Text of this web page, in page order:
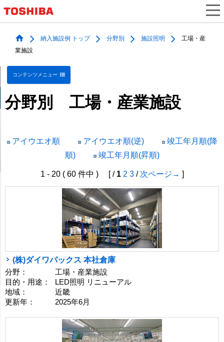
納入施設例 トップ 分野別 施設照明
工場・産
業施設
コンテンツメニュー
分野別 工場・産業施設
アイウエオ順 アイウエオ順(逆)
竣工年月順(降
順)
竣工年月順(昇順)
1 - 20 ( 60 件中 ) [ / 1 2 3/ 次ページ→ ]
(株)ダイワパックス 本社倉庫
分野：
工場・産業施設
目的・用途：
LED照明 リニューアル
地域：
近畿
更新年：
2025年6月